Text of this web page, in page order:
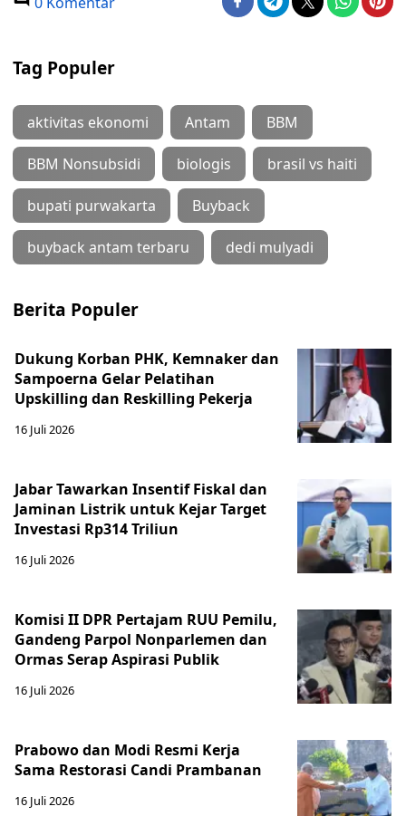
Tag Populer
aktivitas ekonomi Antam BBM
BBM Nonsubsidi biologis brasil vs haiti
bupati purwakarta Buyback
buyback antam terbaru dedi mulyadi
Berita Populer
Dukung Korban PHK, Kemnaker dan
Sampoerna Gelar Pelatihan
Upskilling dan Reskilling Pekerja
16 Juli 2026
Jabar Tawarkan Insentif Fiskal dan
Jaminan Listrik untuk Kejar Target
Investasi Rp314 Triliun
16 Juli 2026
Komisi II DPR Pertajam RUU Pemilu,
Gandeng Parpol Nonparlemen dan
Ormas Serap Aspirasi Publik
16 Juli 2026
Prabowo dan Modi Resmi Kerja
Sama Restorasi Candi Prambanan
16 Juli 2026